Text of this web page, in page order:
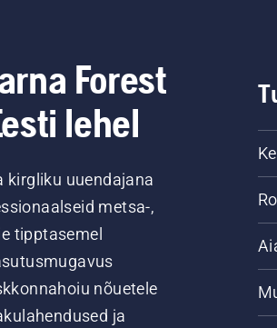
Forest
lehel
kirgliku uuendajana
metsa-,
tipptasemel
nõuetele
ja